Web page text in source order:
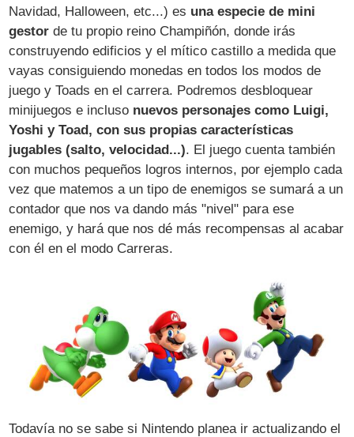
Navidad, Halloween, etc...) es una especie de mini
gestor de tu propio reino Champiñón, donde irás
construyendo edificios y el mítico castillo a medida que
vayas consiguiendo monedas en todos los modos de
juego y Toads en el carrera. Podremos desbloquear
minijuegos e incluso nuevos personajes como Luigi,
Yoshi y Toad, con sus propias características
jugables (salto, velocidad...). El juego cuenta también
con muchos pequeños logros internos, por ejemplo cada
vez que matemos a un tipo de enemigos se sumará a un
contador que nos va dando más "nivel" para ese
enemigo, y hará que nos dé más recompensas al acabar
con él en el modo Carreras.
Todavía no se sabe si Nintendo planea ir actualizando el